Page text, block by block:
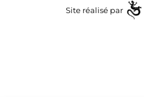
Site réalisé par